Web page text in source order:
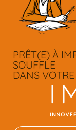
PRÊT(E) À
SOUFFLE
DANS